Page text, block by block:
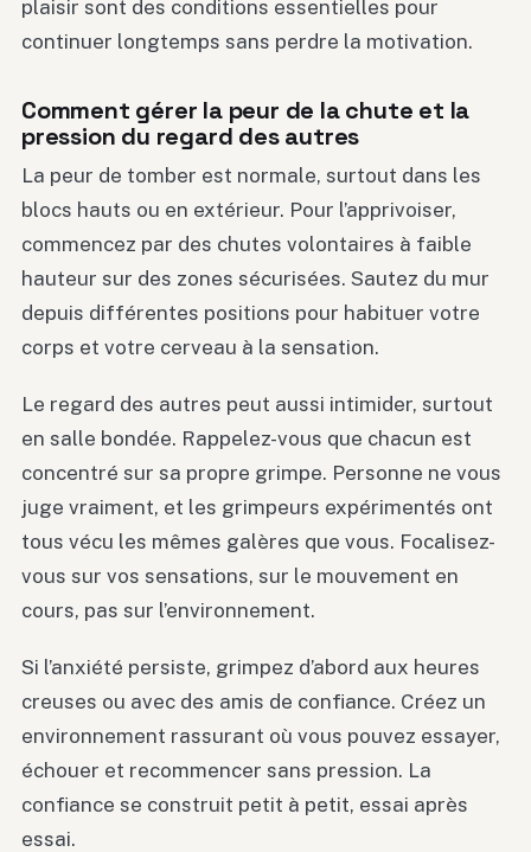
plaisir sont des conditions essentielles pour
continuer longtemps sans perdre la motivation.
Comment gérer la peur de la chute et la
pression du regard des autres
La peur de tomber est normale, surtout dans les
blocs hauts ou en extérieur. Pour l’apprivoiser,
commencez par des chutes volontaires à faible
hauteur sur des zones sécurisées. Sautez du mur
depuis différentes positions pour habituer votre
corps et votre cerveau à la sensation.
Le regard des autres peut aussi intimider, surtout
en salle bondée. Rappelez-vous que chacun est
concentré sur sa propre grimpe. Personne ne vous
juge vraiment, et les grimpeurs expérimentés ont
tous vécu les mêmes galères que vous. Focalisez-
vous sur vos sensations, sur le mouvement en
cours, pas sur l’environnement.
Si l’anxiété persiste, grimpez d’abord aux heures
creuses ou avec des amis de confiance. Créez un
environnement rassurant où vous pouvez essayer,
échouer et recommencer sans pression. La
confiance se construit petit à petit, essai après
essai.